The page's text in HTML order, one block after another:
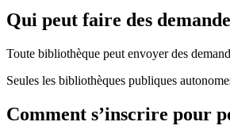
Qui peut faire des
Toute bibliothèque peut envoyer des
Seules les bibliothèques publiques
Comment s’inscrire pour